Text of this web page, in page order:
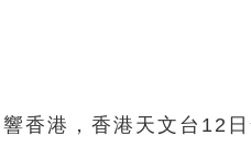
香港，香港天文台12